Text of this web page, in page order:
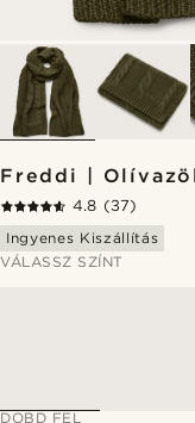
Freddi |
4.8 (37)
Ingyenes Kiszállítás
VÁLASSZ SZÍNT
DOBD FEL